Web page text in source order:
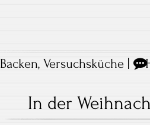
Backen,Versuchsküche |
In der